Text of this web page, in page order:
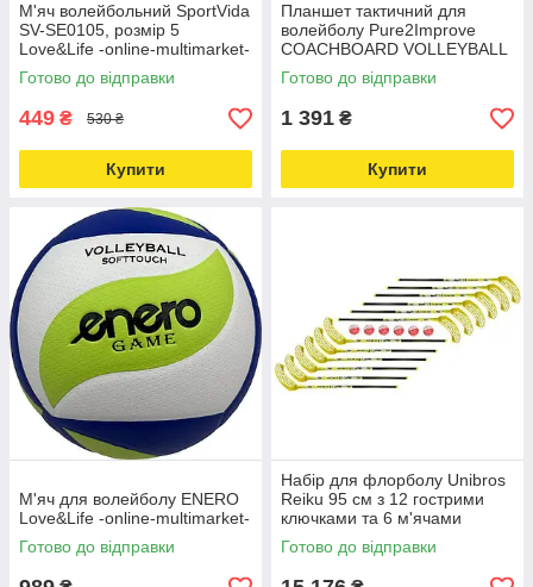
М'яч волейбольний SportVida
SV-SE0105, розмір 5
Love&Life -online-multimarket-
Готово до відправки
449 ₴ 530 ₴
Купити
Планшет тактичний для
волейболу Pure2Improve
COACHBOARD VOLLEYBALL
Love&Life -online-multimarket-
Готово до відправки
1 391 ₴
Купити
М'яч для волейболу ENERO
Love&Life -online-multimarket-
Готово до відправки
Набір для флорболу Unibros
Reiku 95 см з 12 гострими
ключками та 6 м'ячами
Love&Life -online-multimarket-
Готово до відправки